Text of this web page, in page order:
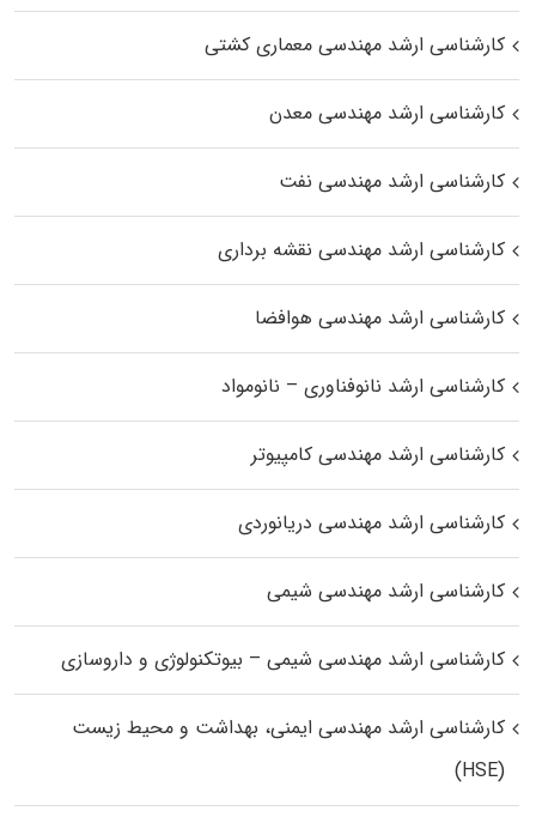
کارشناسی ارشد مهندسی معماری کشتی
کارشناسی ارشد مهندسی معدن
کارشناسی ارشد مهندسی نفت
کارشناسی ارشد مهندسی نقشه برداری
کارشناسی ارشد مهندسی هوافضا
کارشناسی ارشد نانوفناوری – نانومواد
کارشناسی ارشد مهندسی کامپیوتر
کارشناسی ارشد مهندسی دریانوردی
کارشناسی ارشد مهندسی شیمی
کارشناسی ارشد مهندسی شیمی – بیوتکنولوژی و داروسازی
کارشناسی ارشد مهندسی ایمنی، بهداشت و محیط زیست
(HSE)